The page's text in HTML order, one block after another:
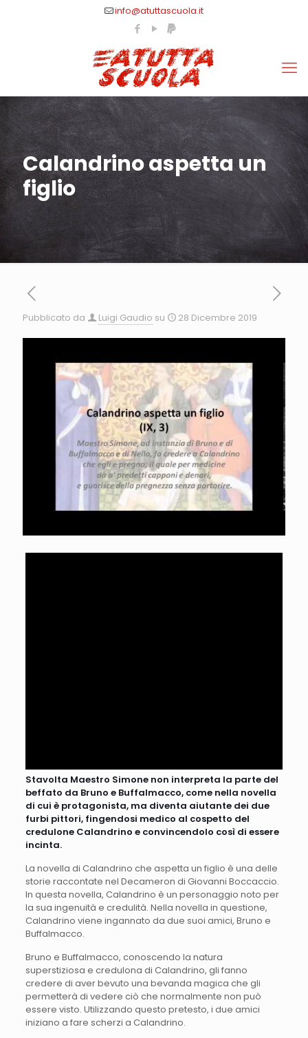
info@atuttascuola.it
Calandrino aspetta un
figlio
Pubblicato da Luigi Gaudio su 28 Dicembre 2019
Stavolta Maestro Simone non interpreta la parte del
beffato da Bruno e Buffalmacco, come nella novella
di cui è protagonista, ma diventa aiutante dei due
furbi pittori, fingendosi medico al cospetto del
credulone Calandrino e convincendolo così di essere
incinta.
La novella di Calandrino che aspetta un figlio è una delle
storie raccontate nel Decameron di Giovanni Boccaccio.
In questa novella, Calandrino è un personaggio noto per
la sua ingenuità e credulità. Nella novella in questione,
Calandrino viene ingannato da due suoi amici, Bruno e
Buffalmacco.
Bruno e Buffalmacco, conoscendo la natura
superstiziosa e credulona di Calandrino, gli fanno
credere di aver bevuto una bevanda magica che gli
permetterà di vedere ciò che normalmente non può
essere visto. Utilizzando questo pretesto, i due amici
iniziano a fare scherzi a Calandrino.